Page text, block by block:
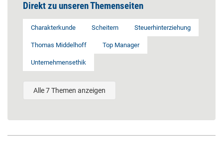
Direkt zu unseren Themenseiten
Charakterkunde Scheitern Steuerhinterziehung
Thomas Middelhoff Top Manager
Unternehmensethik
Alle 7 Themen anzeigen